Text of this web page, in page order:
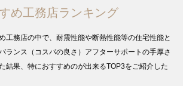
め工務店ランキング
工務店の中で、耐震性能や断熱性能等の住宅性能と
ランス（コスパの良さ）アフターサポートの手厚さ
結果、特におすすめのが出来るTOP3をご紹介した